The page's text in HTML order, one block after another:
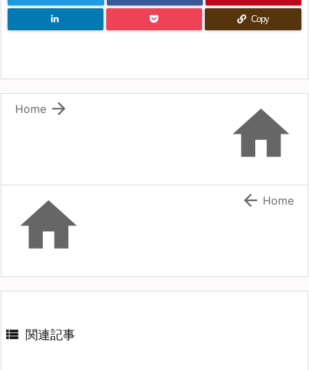
Copy


Home
  Home
 関連記事